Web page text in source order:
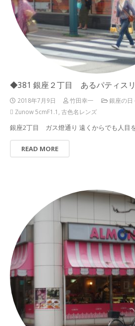
◆381 銀座２丁目 あるパティス
2018年7月9日 竹田幸一
銀座の日
Zunow 5cmF1.1 古色名レンズ
銀座2丁目 ガス燈通り 遠くからでも人目
READ MORE